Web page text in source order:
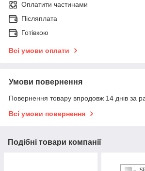
Оплатити частинами
Післяплата
Готівкою
Всі умови оплати
Умови повернення
Повернення товару впродовж 14 днів за
Всі умови повернення
Подібні товари компанії